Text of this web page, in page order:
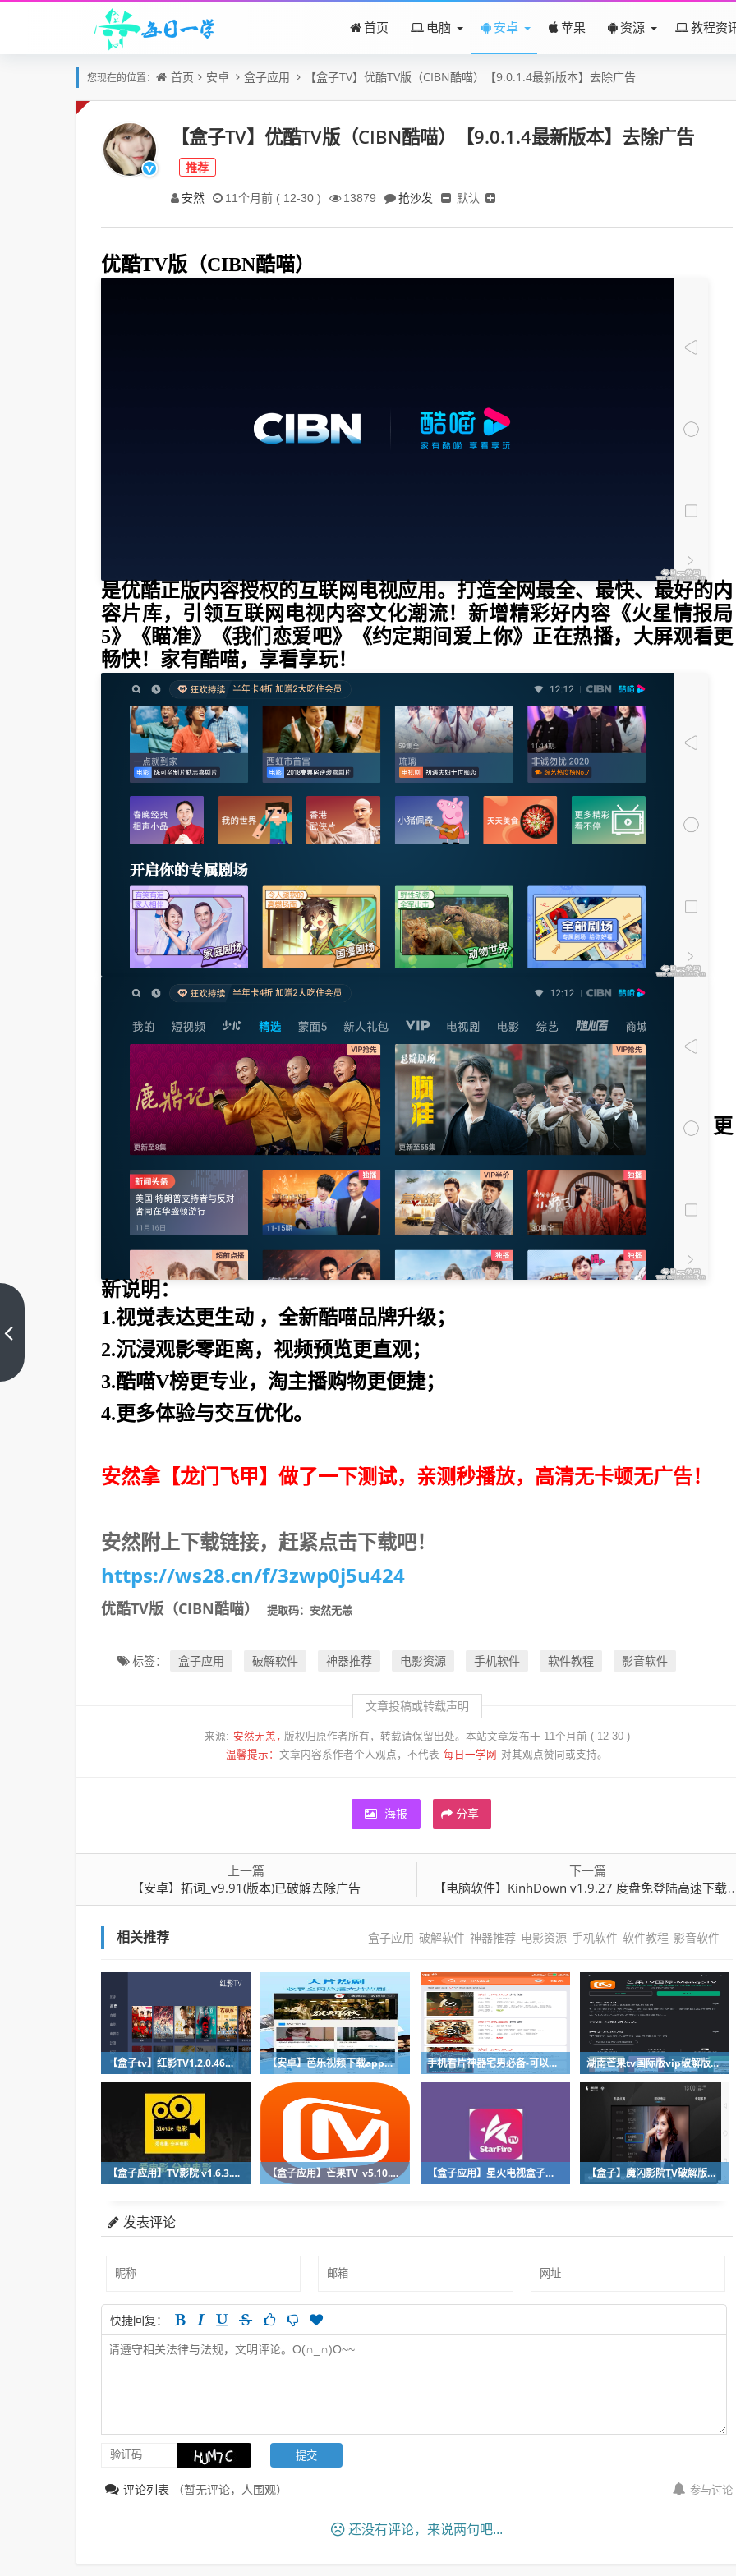
首页 电脑 安卓 苹果 资源 教程资
您现在的位置： 首页 安卓 盒子应用 【盒子TV】优酷TV版（CIBN酷喵）【9.0.1.4最新版本】去除广告
【盒子TV】优酷TV版（CIBN酷喵）【9.0.1.4最新版本】去除广告
推荐
安然
11个月前 ( 12-30 ) 13879 抢沙发 默认
优酷TV版（CIBN酷喵）
是优酷正版内容授权的互联网电视应用。打造全网最全、最快、最好的内
容片库，引领互联网电视内容文化潮流！新增精彩好内容《火星情报局
5》《瞄准》《我们恋爱吧》《约定期间爱上你》正在热播，大屏观看更
畅快！家有酷喵，享看享玩！
更
新说明：
1.视觉表达更生动 ，全新酷喵品牌升级；
2.沉浸观影零距离，视频预览更直观；
3.酷喵V榜更专业，淘主播购物更便捷；
4.更多体验与交互优化。
安然拿【龙门飞甲】做了一下测试，亲测秒播放，高清无卡顿无广告！
安然附上下载链接，赶紧点击下载吧！
https://ws28.cn/f/3zwp0j5u424
优酷TV版（CIBN酷喵）提取码：安然无恙
标签： 神器推荐 电影资源 手机软件 软件教程 影音软件
文章投稿或转载声明
来源: 安然无恙
版权归原作者所有，转载请保留出处。本站文章发布于 11个月前 ( 12-30 )
温馨提示：
文章内容系作者个人观点，不代表 每日一学网 对其观点赞同或支持。
海报
【安卓】拓词_v9.91(版本)已破解去除广告 【电脑软件】KinhDown v1.9.27 度盘免登陆高速下载工具
相关推荐
【盒子应用】TV影院 v1.6.3.2，智能电视上免费看全网影视的软件